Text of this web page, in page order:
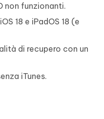
non funzionanti.
18 e iPadOS 18 (e
di recupero con un
iTunes.